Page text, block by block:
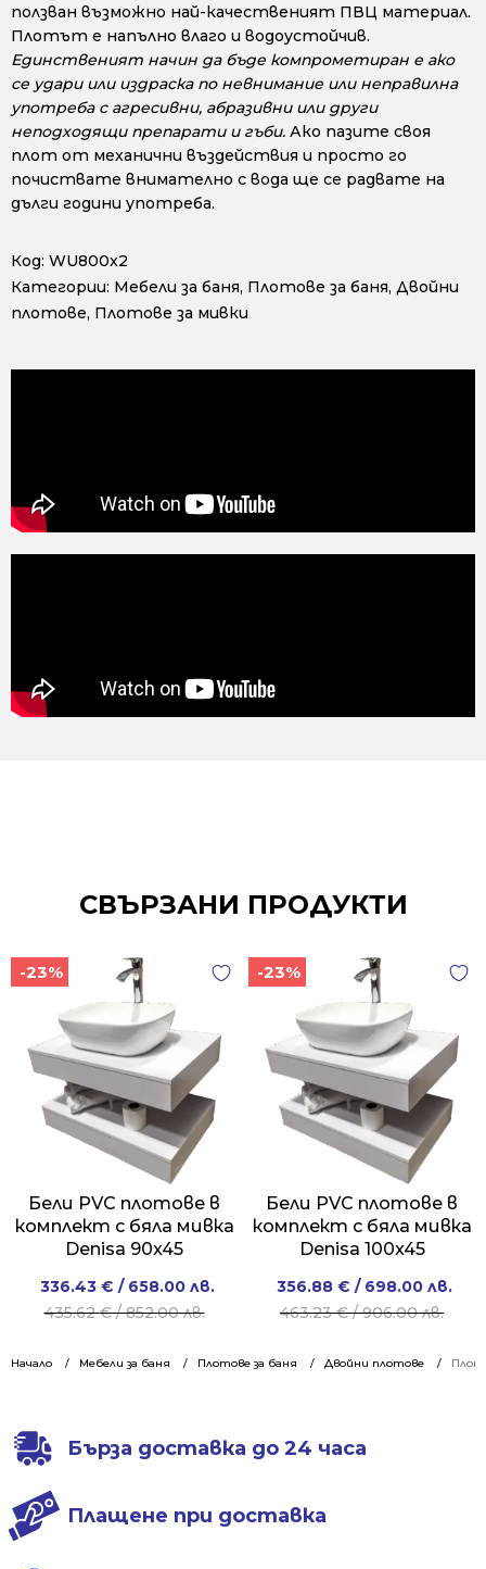
Начало Мебели за баня Плотове за баня Двойни плотове
ползван възможно най-качественият ПВЦ материал.
Плотът е напълно влаго и водоустойчив.
Единственият начин да бъде компрометиран е ако
се удари или издраска по невнимание или неправилна
употреба с агресивни, абразивни или други
неподходящи препарати и гъби. Ако пазите своя
плот от механични въздействия и просто го
почиствате внимателно с вода ще се радвате на
дълги години употреба.
Код: WU800x2
Категории: Мебели за баня, Плотове за баня, Двойни
плотове, Плотове за мивки
СВЪРЗАНИ ПРОДУКТИ
-23%
Бели PVC плотове в
комплект с бяла мивка
Denisa 90x45
435.62€/ 852.00 лв.
Original
price
435.62 €
336.43 € / 658.00 лв.
Current
price
336.43 €
-23%
Бели PVC плотове в
комплект с бяла мивка
Denisa 100x45
463.23€/ 906.00 лв.
Original
price
463.23 €
356.88 € / 698.00 лв.
Current
price
356.88 €
Бърза доставка до 24 часа
Плащене при доставка